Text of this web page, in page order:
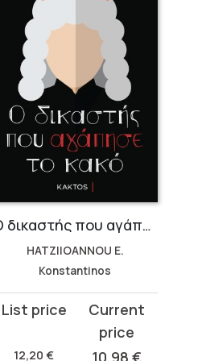
Ο δικαστής που αγάπησε το κακό
HATZIIOANNOU E.
Konstantinos
12,20€
Original
was:
Current